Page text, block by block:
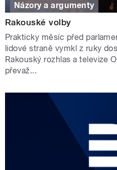
Názory a argumenty
Rakouské volby
Prakticky měsíc před
lidové straně vymkl z ruky
Rakouský rozhlas a televize
převaž...